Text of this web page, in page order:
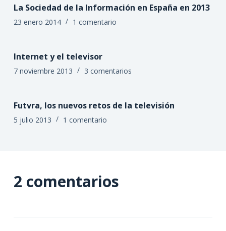
La Sociedad de la Información en España en 2013
23 enero 2014 1 comentario
Internet y el televisor
7 noviembre 2013 3 comentarios
Futvra, los nuevos retos de la televisión
5 julio 2013 1 comentario
2 comentarios